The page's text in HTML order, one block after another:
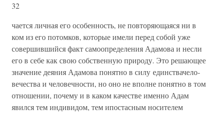
32
чается личная его осо­бенность, не повторяющаяся ни в
ком из его потомков, которые имели перед собой уже
совершившийся факт самоопределения Адамова и несли
его в себе как свою собственную природу. Это ре­шающее
значение деяния Адамова понятно в силу единствачело­
вечества и человечности, но оно не вполне понятно в том
отношении, почему и в каком качестве именно Адам
явился тем индивидом, тем ипостасным носителем